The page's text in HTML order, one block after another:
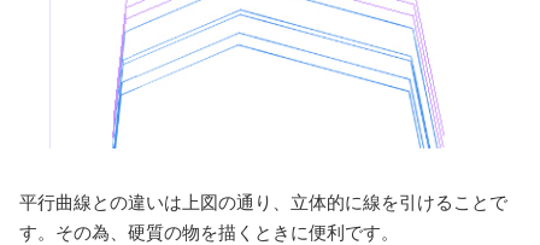
平行曲線との違いは上図の通り、立体的に線を引けることで
す。その為、硬質の物を描くときに便利です。